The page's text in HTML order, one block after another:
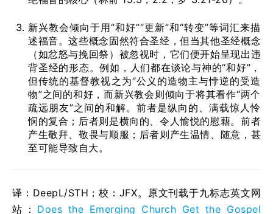
新兴教会倾向于用“和好”“更新”和“转变”等词汇来描
述福音。这些概念固然符合圣经，但当其他圣经概念
（如忿怒与挽回祭）被忽视时，它们便开始呈现出违
背圣经的形态。例如，人们都在谈论与神的“和好”，
但传统的基督教视之为“公义的造物主与悖逆的受造
物”之间的和好，而新兴教会则倾向于将其看作“两个
疏远朋友”之间的和解。前者是纵向的、满载惊人怜
悯的复合；后者则是横向的、令人愉悦的慰藉。前者
产生敬拜、敬畏与顺服；后者则产生温情、随意，甚
至可能导致自大。
译：DeepL/STH；校： JFX。原文刊载于九标志英文网
站： Does the Emerging Church Get the Gospel